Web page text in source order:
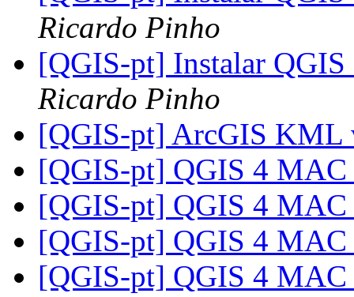
Ricardo Pinho
[QGIS-pt] Instalar
Ricardo Pinho
[QGIS-pt] ArcGIS
[QGIS-pt] QGIS 4
[QGIS-pt] QGIS 4
[QGIS-pt] QGIS 4
[QGIS-pt] QGIS 4